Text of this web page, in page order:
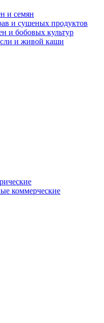
и семян
и сушеных продуктов
и бобовых культур
и живой каши
коммерческие